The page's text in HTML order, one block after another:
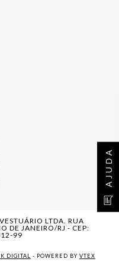
AJUDA
LTDA. RUA
DE JANEIRO/RJ - CEP:
99
DIGITAL - POWERED BY VTEX